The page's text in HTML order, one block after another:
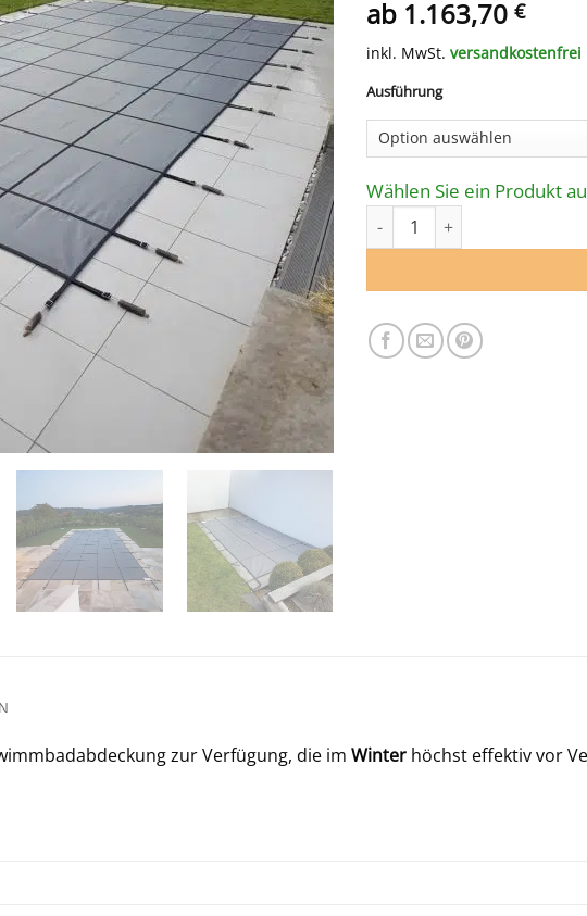
ab 1.163,70 €
inkl. MwSt. versandkostenfrei
Ausführung
Wählen Sie ein Produkt
SICHERHEITS­NETZ für
zur Verfügung, die im Winter höchst effektiv vor